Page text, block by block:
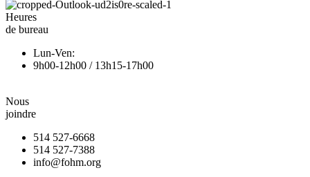
Heures
de bureau
Lun-Ven:
9h00-12h00 / 13h15-17h00
Nous
joindre
514 527-6668
514 527-7388
info@fohm.org